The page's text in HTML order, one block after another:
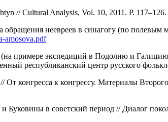
// Cultural Analysis, Vol. 10, 2011. P. 117–126.
неевреев в синагогу (по
amosova.pdf
примере экспедиций в Подолию и
республиканский центр русского
От конгресса к конгрессу. Материалы
в советский период // Диалог